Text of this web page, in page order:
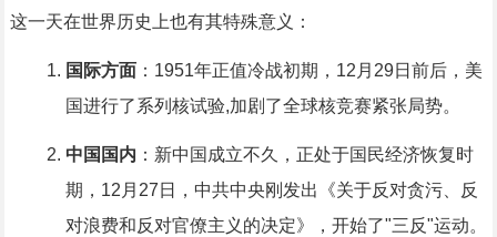
这一天在世界历史上也有其特殊意义：
国际方面：1951年正值冷战初期，12月29日前后，美
国进行了系列核试验,加剧了全球核竞赛紧张局势。
中国国内 ：新中国成立不久，正处于国民经济恢复时
期，12月27日，中共中央刚发出《关于反对贪污、反
对浪费和反对官僚主义的决定》，开始了"三反"运动。